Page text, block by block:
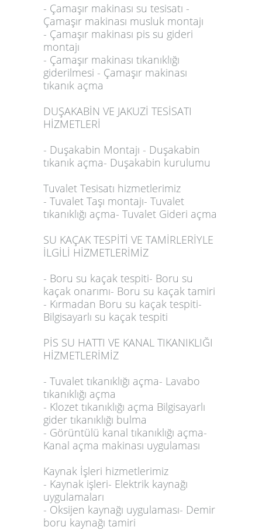
- Çamaşır makinası su tesisatı -
Çamaşır makinası musluk montajı
- Çamaşır makinası pis su gideri
montajı
- Çamaşır makinası tıkanıklığı
giderilmesi - Çamaşır makinası
tıkanık açma
DUŞAKABİN VE JAKUZİ TESİSATI
HİZMETLERİ
- Duşakabin Montajı - Duşakabin
tıkanık açma- Duşakabin kurulumu
Tuvalet Tesisatı hizmetlerimiz
- Tuvalet Taşı montajı- Tuvalet
tıkanıklığı açma- Tuvalet Gideri açma
SU KAÇAK TESPİTİ VE TAMİRLERİYLE
İLGİLİ HİZMETLERİMİZ
- Boru su kaçak tespiti- Boru su
kaçak onarımı- Boru su kaçak tamiri
- Kırmadan Boru su kaçak tespiti-
Bilgisayarlı su kaçak tespiti
PİS SU HATTI VE KANAL TIKANIKLIĞI
HİZMETLERİMİZ
- Tuvalet tıkanıklığı açma- Lavabo
tıkanıklığı açma
- Klozet tıkanıklığı açma Bilgisayarlı
gider tıkanıklığı bulma
- Görüntülü kanal tıkanıklığı açma-
Kanal açma makinası uygulaması
Kaynak İşleri hizmetlerimiz
- Kaynak işleri- Elektrik kaynağı
uygulamaları
- Oksijen kaynağı uygulaması- Demir
boru kaynağı tamiri